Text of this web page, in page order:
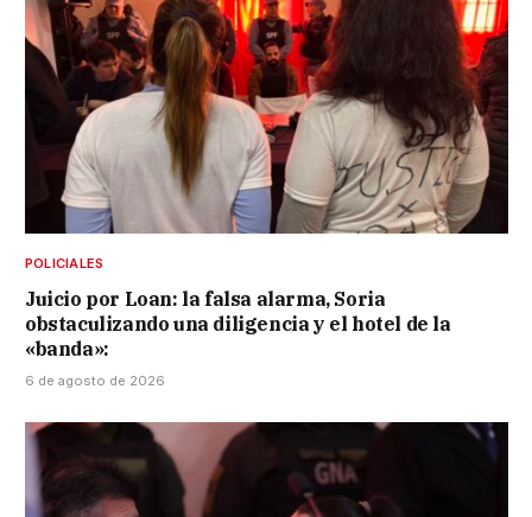
POLICIALES
Juicio por Loan: la falsa alarma, Soria
obstaculizando una diligencia y el hotel de la
«banda»:
6 de agosto de 2026